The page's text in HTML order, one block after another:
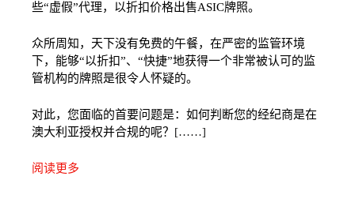
些“虚假”代理，以折扣价格出售ASIC牌照。
众所周知，天下没有免费的午餐，在严密的监管环境
下，能够“以折扣”、“快捷”地获得一个非常被认可的监
管机构的牌照是很令人怀疑的。
对此，您面临的首要问题是：如何判断您的经纪商是在
澳大利亚授权并合规的呢？ [……]
阅读更多